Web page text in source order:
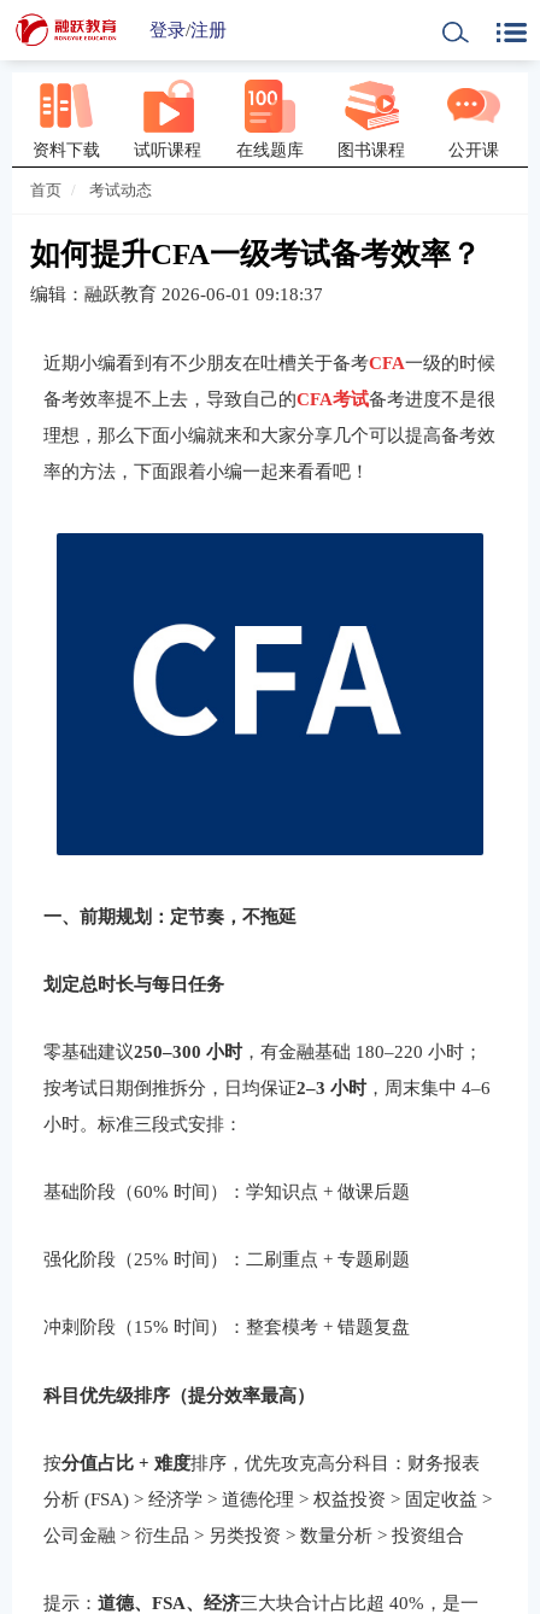
登录/注册
资料下载 试听课程 在线题库 图书课程 公开课
首页 考试动态
如何提升CFA一级考试备考效率？
编辑：融跃教育 2026-06-01 09:18:37
近期小编看到有不少朋友在吐槽关于备考CFA一级的时候
备考效率提不上去，导致自己的CFA考试备考进度不是很
理想，那么下面小编就来和大家分享几个可以提高备考效
率的方法，下面跟着小编一起来看看吧！
一、前期规划：定节奏，不拖延
划定总时长与每日任务
零基础建议250–300 小时，有金融基础 180–220 小时；
按考试日期倒推拆分，日均保证2–3 小时，周末集中 4–6
小时。标准三段式安排：
基础阶段（60% 时间）：学知识点 + 做课后题
强化阶段（25% 时间）：二刷重点 + 专题刷题
冲刺阶段（15% 时间）：整套模考 + 错题复盘
科目优先级排序（提分效率最高）
按分值占比 + 难度排序，优先攻克高分科目：财务报表
分析 (FSA) > 经济学 > 道德伦理 > 权益投资 > 固定收益 >
公司金融 > 衍生品 > 另类投资 > 数量分析 > 投资组合
提示：道德、FSA、经济三大块合计占比超 40%，是一